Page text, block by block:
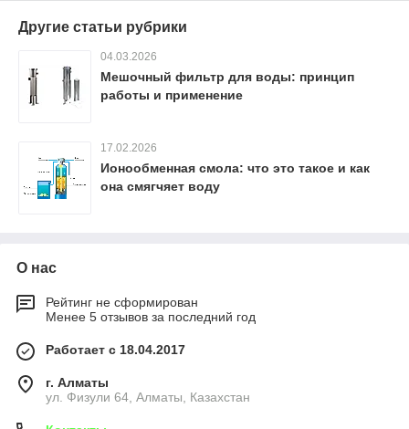
Другие статьи рубрики
04.03.2026
Мешочный фильтр для воды: принцип
работы и применение
17.02.2026
Ионообменная смола: что это такое и как
она смягчяет воду
О нас
Рейтинг не сформирован
Менее 5 отзывов за последний год
Работает с 18.04.2017
г. Алматы
ул. Физули 64, Алматы, Казахстан